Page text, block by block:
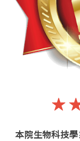
★
本院生物科技